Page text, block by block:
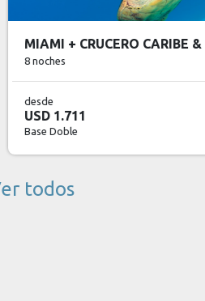
& ANTILLAS- 9 DIAS
todos